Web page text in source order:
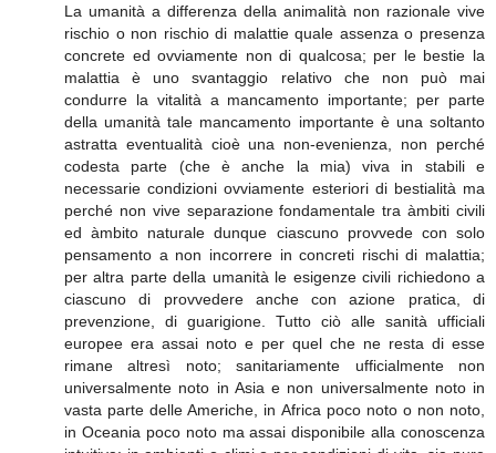
La umanità a differenza della animalità non razionale vive
rischio o non rischio di malattie quale assenza o presenza
concrete ed ovviamente non di qualcosa; per le bestie la
malattia è uno svantaggio relativo che non può mai
condurre la vitalità a mancamento importante; per parte
della umanità tale mancamento importante è una soltanto
astratta eventualità cioè una non-evenienza, non perché
codesta parte (che è anche la mia) viva in stabili e
necessarie condizioni ovviamente esteriori di bestialità ma
perché non vive separazione fondamentale tra àmbiti civili
ed àmbito naturale dunque ciascuno provvede con solo
pensamento a non incorrere in concreti rischi di malattia;
per altra parte della umanità le esigenze civili richiedono a
ciascuno di provvedere anche con azione pratica, di
prevenzione, di guarigione. Tutto ciò alle sanità ufficiali
europee era assai noto e per quel che ne resta di esse
rimane altresì noto; sanitariamente ufficialmente non
universalmente noto in Asia e non universalmente noto in
vasta parte delle Americhe, in Africa poco noto o non noto,
in Oceania poco noto ma assai disponibile alla conoscenza